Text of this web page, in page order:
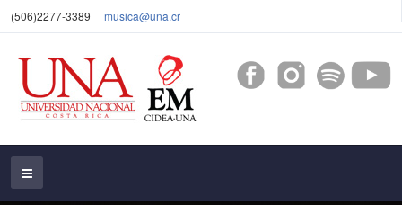
(506)2277-3389 musica@una.cr